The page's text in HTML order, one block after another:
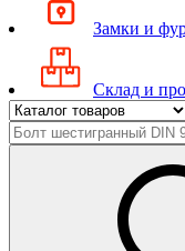
Замки и
Склад и